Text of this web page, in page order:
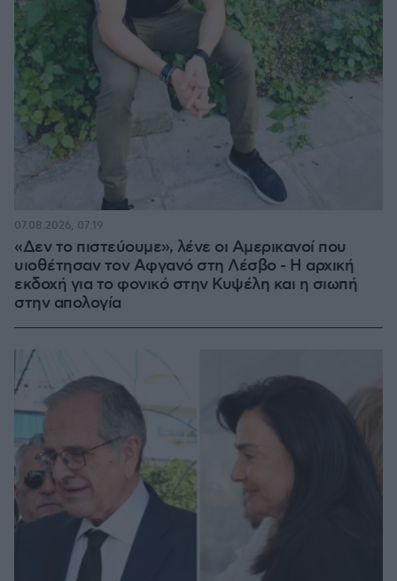
«Δεν το πιστεύουμε», λένε οι Αμερικανοί που
υιοθέτησαν τον Αφγανό στη Λέσβο - Η αρχική
εκδοχή για το φονικό στην Κυψέλη και η σιωπή
στην απολογία
07.08.2026, 07:19